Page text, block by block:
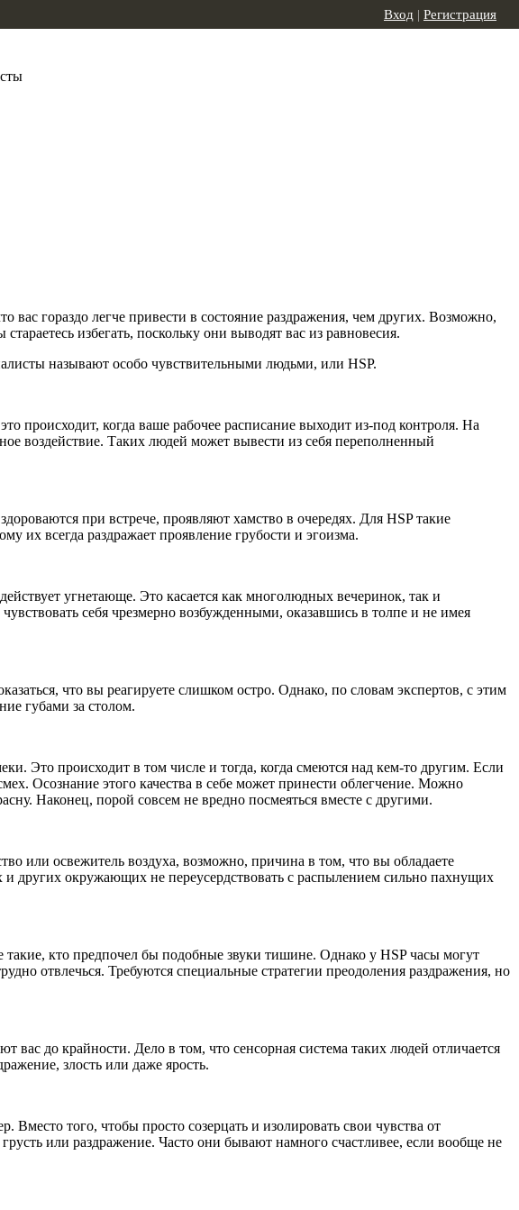
Вход | Регистрация
вас гораздо легче привести в состояние раздражения, чем других. Возможно,
избегать, поскольку они выводят вас из равновесия.
называют особо чувствительными людьми, или HSP.
происходит, когда ваше рабочее расписание выходит из-под контроля. На
воздействие. Таких людей может вывести из себя переполненный
при встрече, проявляют хамство в очередях. Для HSP такие
их всегда раздражает проявление грубости и эгоизма.
угнетающе. Это касается как многолюдных вечеринок, так и
себя чрезмерно возбужденными, оказавшись в толпе и не имея
что вы реагируете слишком остро. Однако, по словам экспертов, с этим
губами за столом.
Это происходит в том числе и тогда, когда смеются над кем-то другим. Если
Осознание этого качества в себе может принести облегчение. Можно
Наконец, порой совсем не вредно посмеяться вместе с другими.
или освежитель воздуха, возможно, причина в том, что вы обладаете
окружающих не переусердствовать с распылением сильно пахнущих
кто предпочел бы подобные звуки тишине. Однако у HSP часы могут
отвлечься. Требуются специальные стратегии преодоления раздражения, но
вас до крайности. Дело в том, что сенсорная система таких людей отличается
злость или даже ярость.
того, чтобы просто созерцать и изолировать свои чувства от
или раздражение. Часто они бывают намного счастливее, если вообще не